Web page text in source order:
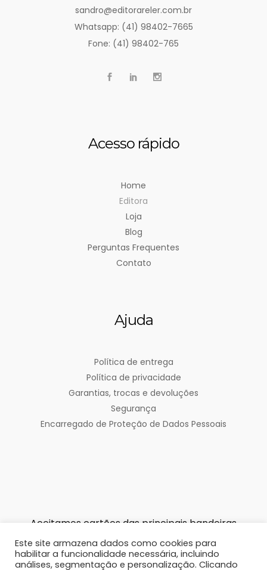
sandro@editorareler.com.br
Whatsapp: (41) 98402-7665
Fone: (41) 98402-765
Acesso rápido
Home
Editora
Loja
Blog
Perguntas Frequentes
Contato
Ajuda
Política de entrega
Política de privacidade
Garantias, trocas e devoluções
Segurança
Encarregado de Proteção de Dados Pessoais
Aceitamos cartões das principais bandeiras
Este site armazena dados como cookies para
habilitar a funcionalidade necessária, incluindo
análises, segmentação e personalização. Clicando